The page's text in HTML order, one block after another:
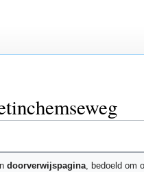
doorverwijspagina, bedoeld om